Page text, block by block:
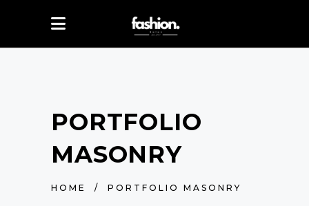
PORTFOLIO
MASONRY
HOME / PORTFOLIO MASONRY